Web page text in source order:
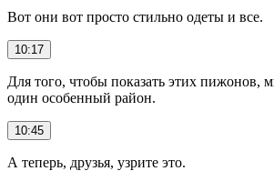
Вот они вот просто стильно одеты и все.
10:17
Для того, чтобы показать этих пижонов,
один особенный район.
10:45
А теперь, друзья, узрите это.